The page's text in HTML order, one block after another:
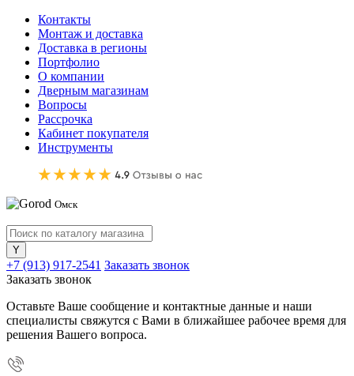
Контакты
Монтаж и доставка
Доставка в регионы
Портфолио
О компании
Дверным магазинам
Вопросы
Рассрочка
Кабинет покупателя
Инструменты
Омск
+7 (913) 917-2541 Заказать звонок
Заказать звонок
Оставьте Ваше сообщение и контактные данные и наши
специалисты свяжутся с Вами в ближайшее рабочее время для
решения Вашего вопроса.